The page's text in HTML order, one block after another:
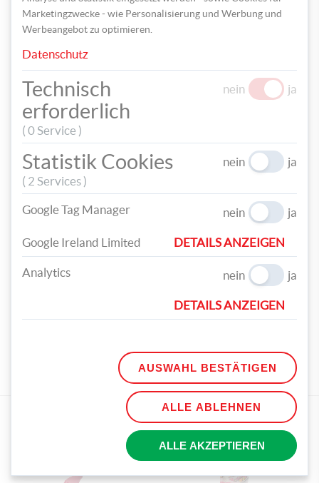
Zum Schluss bestreust du die Apfelstücke noch mit
Streusel und Glitzer. Lass die Lollies aushärten und
fertig sind die leckeren Gruselsnacks!
CANDYBUTTONS HALLOWEENSNACK
LOLLIES
EMPFOHLENE PRODUKTE
Marketingzwecke - wie Personalisierung und Werbung und
Werbeangebot zu optimieren.
Datenschutz
Technisch
erforderlich
( 0 Service )
nein ja
Statistik Cookies
( 2 Services )
nein ja
Google Tag Manager nein ja
Google Ireland Limited DETAILS ANZEIGEN
Analytics nein ja
DETAILS ANZEIGEN
AUSWAHL BESTÄTIGEN
ALLE ABLEHNEN
ALLE AKZEPTIEREN